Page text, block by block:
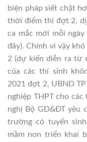
biện pháp siết chặt
thời điểm thi đợt 2,
ca mắc mới mỗi
đây). Chính vì vậy
2 (dự kiến diễn ra từ
của các thí sinh
2021 đợt 2, UBND
nghiệp THPT cho
nghị Bộ GD&ĐT yêu
trường có tuyển
mầm non triển khai